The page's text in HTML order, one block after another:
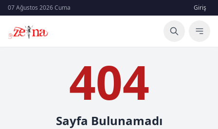
07 Ağustos 2026 Cuma Giriş
404
Sayfa Bulunamadı